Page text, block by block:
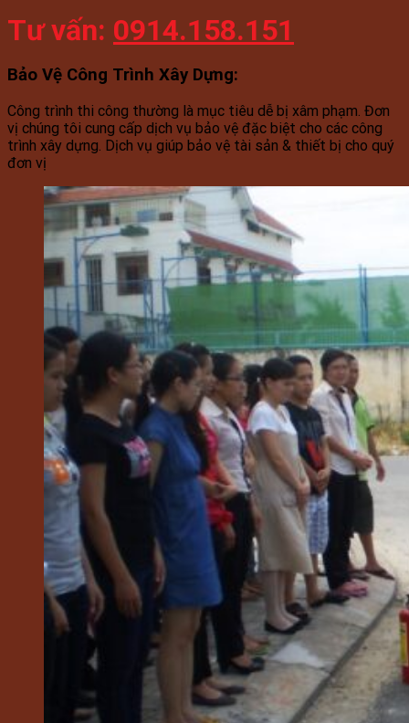
Tư vấn: 0914.158.151
Bảo Vệ Công Trình Xây Dựng:
Công trình thi công thường là mục tiêu dễ bị xâm phạm. Đơn
vị chúng tôi cung cấp dịch vụ bảo vệ đặc biệt cho các công
trình xây dựng. Dịch vụ giúp bảo vệ tài sản & thiết bị cho quý
đơn vị